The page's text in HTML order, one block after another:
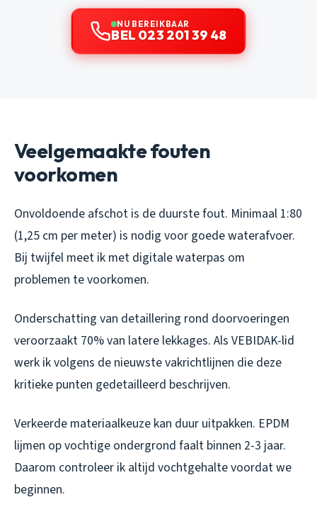
NU BEREIKBAAR
BEL 023 201 39 48
Veelgemaakte fouten
voorkomen
Onvoldoende afschot is de duurste fout. Minimaal 1:80
(1,25 cm per meter) is nodig voor goede waterafvoer.
Bij twijfel meet ik met digitale waterpas om
problemen te voorkomen.
Onderschatting van detaillering rond doorvoeringen
veroorzaakt 70% van latere lekkages. Als VEBIDAK-lid
werk ik volgens de nieuwste vakrichtlijnen die deze
kritieke punten gedetailleerd beschrijven.
Verkeerde materiaalkeuze kan duur uitpakken. EPDM
lijmen op vochtige ondergrond faalt binnen 2-3 jaar.
Daarom controleer ik altijd vochtgehalte voordat we
beginnen.